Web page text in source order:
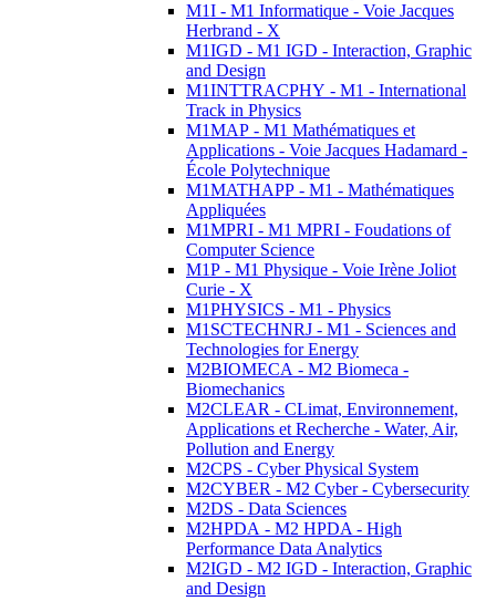
M1I - M1 Informatique - Voie Jacques
Herbrand - X
M1IGD - M1 IGD - Interaction, Graphic
and Design
M1INTTRACPHY - M1 - International
Track in Physics
M1MAP - M1 Mathématiques et
Applications - Voie Jacques Hadamard -
École Polytechnique
M1MATHAPP - M1 - Mathématiques
Appliquées
M1MPRI - M1 MPRI - Foudations of
Computer Science
M1P - M1 Physique - Voie Irène Joliot
Curie - X
M1PHYSICS - M1 - Physics
M1SCTECHNRJ - M1 - Sciences and
Technologies for Energy
M2BIOMECA - M2 Biomeca -
Biomechanics
M2CLEAR - CLimat, Environnement,
Applications et Recherche - Water, Air,
Pollution and Energy
M2CPS - Cyber Physical System
M2CYBER - M2 Cyber - Cybersecurity
M2DS - Data Sciences
M2HPDA - M2 HPDA - High
Performance Data Analytics
M2IGD - M2 IGD - Interaction, Graphic
and Design